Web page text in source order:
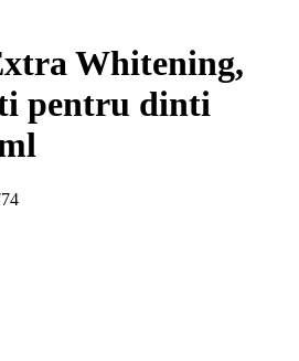
Whitening,
pentru dinti